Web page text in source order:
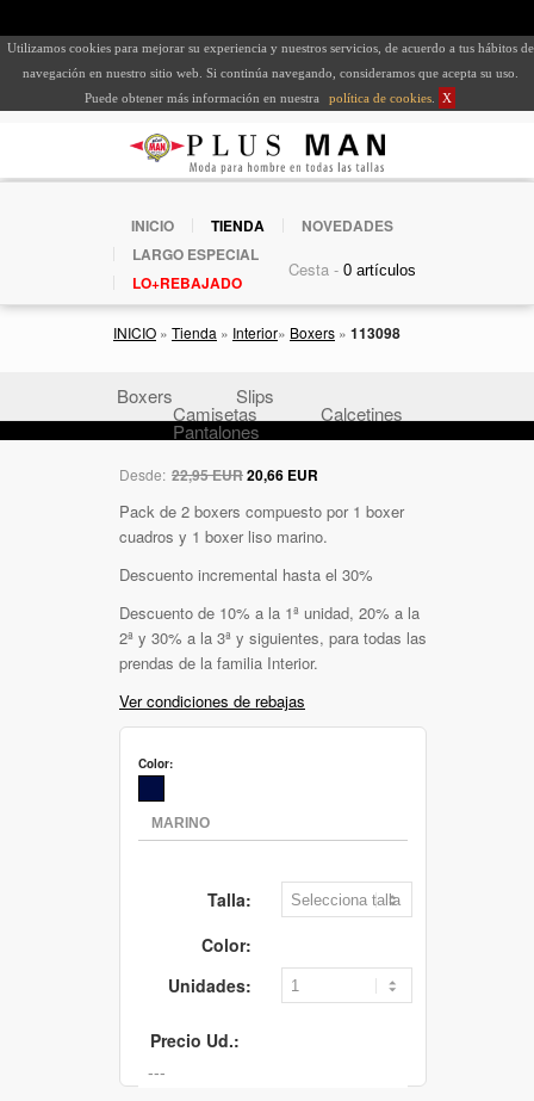
Utilizamos cookies para mejorar su experiencia y nuestros servicios, de acuerdo a tus hábitos de
navegación en nuestro sitio web. Si continúa navegando, consideramos que acepta su uso.
Puede obtener más información en nuestra
política de cookies X
INICIO TIENDA
NOVEDADES
LARGO ESPECIAL
LO+REBAJADO
Cesta -
INICIO » Tienda » Interior» Boxers » 113098
Boxers Slips
Camisetas Calcetines
Pantalones
Desde: 22,95 EUR20,66 EUR
Pack de 2 boxers compuesto por 1 boxer
cuadros y 1 boxer liso marino.
Descuento incremental hasta el 30%
Descuento de 10% a la 1ª unidad, 20% a la
2ª y 30% a la 3ª y siguientes, para todas las
prendas de la familia Interior.
Ver condiciones de rebajas
Color:
Talla:
Color:
Unidades:
Precio Ud.: